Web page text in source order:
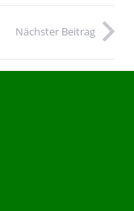
Nächster Beitrag